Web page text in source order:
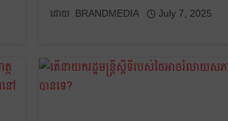
BRANDMEDIA July 7, 2025